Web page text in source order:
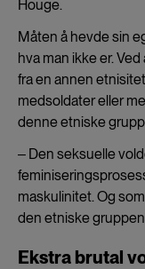
Houge.
Måten å hevde sin
hva man ikke er.
fra en annen
medsoldater eller
denne etniske
‒ Den seksuelle
maskulinitet. Og
den etniske
Ekstra brutal